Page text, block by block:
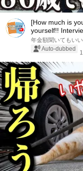
[How much is
yourself!!
年金額聞いてもい
Auto-dubbed